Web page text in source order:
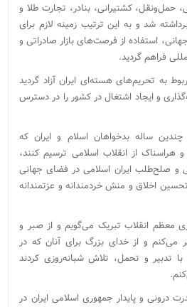
حمل‌ونقل، کشتیرانی، بنادر، تجارت طلا و
شد و به این ترتیب زمینه لازم برای
استفاده از فرصت‌های بازار صادراتی و
فراهم گردید.
به تحریم‌های هسته‌ای ایران آزاد گردید
و ایجاد اشتغال در کشور را در دسترس
ساله بدخواهان اسلام و ایران که
از انقلاب اسلامی ترسیم کنند،
صلح‌طلب ایران اسلامی در فضای جهانی
اخلاق و منش خردمندانه و عزتمندانه
معظم انقلاب تبریک می‌گویم و از صبر و
می‌کنم و از خدای بزرگ برای آنان که در
تدبیر و تحمل، تلاش شبانه‌روزی کردند
درونی و پایدار جمهوری اسلامی ایران در